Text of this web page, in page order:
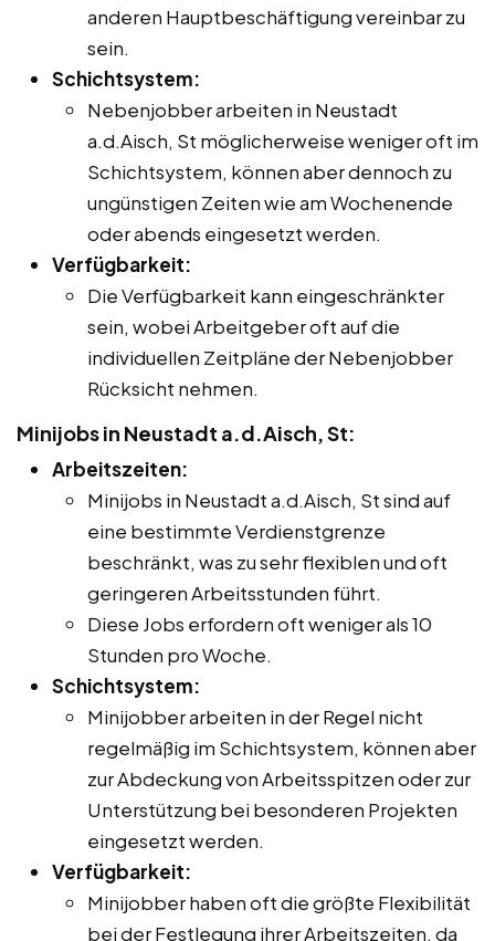
anderen Hauptbeschäftigung vereinbar zu
sein.
Schichtsystem:
Nebenjobber arbeiten in Neustadt
a.d.Aisch, St möglicherweise weniger oft im
Schichtsystem, können aber dennoch zu
ungünstigen Zeiten wie am Wochenende
oder abends eingesetzt werden.
Verfügbarkeit:
Die Verfügbarkeit kann eingeschränkter
sein, wobei Arbeitgeber oft auf die
individuellen Zeitpläne der Nebenjobber
Rücksicht nehmen.
Minijobs in Neustadt a.d.Aisch, St:
Arbeitszeiten:
Minijobs in Neustadt a.d.Aisch, St sind auf
eine bestimmte Verdienstgrenze
beschränkt, was zu sehr flexiblen und oft
geringeren Arbeitsstunden führt.
Diese Jobs erfordern oft weniger als 10
Stunden pro Woche.
Schichtsystem:
Minijobber arbeiten in der Regel nicht
regelmäßig im Schichtsystem, können aber
zur Abdeckung von Arbeitsspitzen oder zur
Unterstützung bei besonderen Projekten
eingesetzt werden.
Verfügbarkeit:
Minijobber haben oft die größte Flexibilität
bei der Festlegung ihrer Arbeitszeiten, da